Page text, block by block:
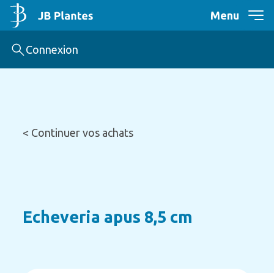
Menu
Connexion
< Continuer vos achats
Echeveria apus 8,5 cm